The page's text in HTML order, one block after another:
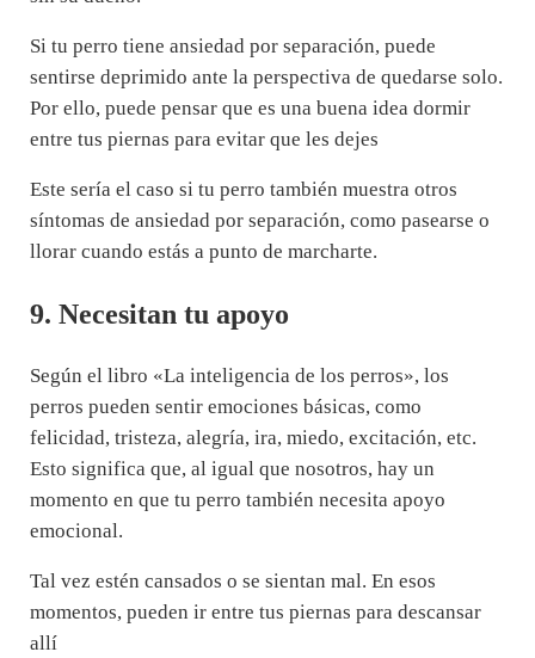
Si tu perro tiene ansiedad por separación, puede
sentirse deprimido ante la perspectiva de quedarse solo.
Por ello, puede pensar que es una buena idea dormir
entre tus piernas para evitar que les dejes
Este sería el caso si tu perro también muestra otros
síntomas de ansiedad por separación, como pasearse o
llorar cuando estás a punto de marcharte.
9. Necesitan tu apoyo
Según el libro «La inteligencia de los perros», los
perros pueden sentir emociones básicas, como
felicidad, tristeza, alegría, ira, miedo, excitación, etc.
Esto significa que, al igual que nosotros, hay un
momento en que tu perro también necesita apoyo
emocional.
Tal vez estén cansados o se sientan mal. En esos
momentos, pueden ir entre tus piernas para descansar
allí